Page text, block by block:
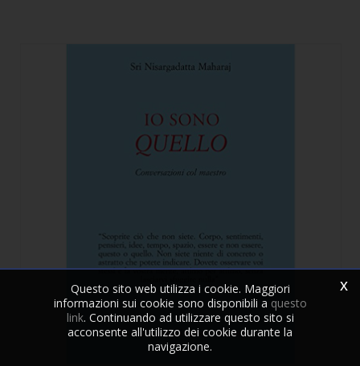
x
Questo sito web utilizza i cookie. Maggiori
informazioni sui cookie sono disponibili a questo
link. Continuando ad utilizzare questo sito si
acconsente all'utilizzo dei cookie durante la
navigazione.